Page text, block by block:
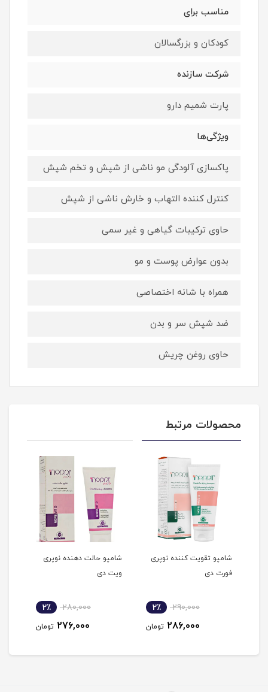
مناسب برای
کودکان و بزرگسالان
شرکت سازنده
پارت شمیم دارو
ویژگی‌ها
پاکسازی آلودگی مو ناشی از شپش و تخم شپش
کنترل کننده التهاب و خارش ناشی از شپش
حاوی ترکیبات گیاهی و غیر سمی
بدون عوارض پوست و مو
همراه با شانه اختصاصی
ضد شپش سر و بدن
حاوی روغن چریش
محصولات مرتبط
شامپو تقویت کننده نوپری
فورت دی
290,000 2٪
286,000 تومان
شامپو حالت دهنده نوپری
ویت دی
280,000 2٪
276,000 تومان